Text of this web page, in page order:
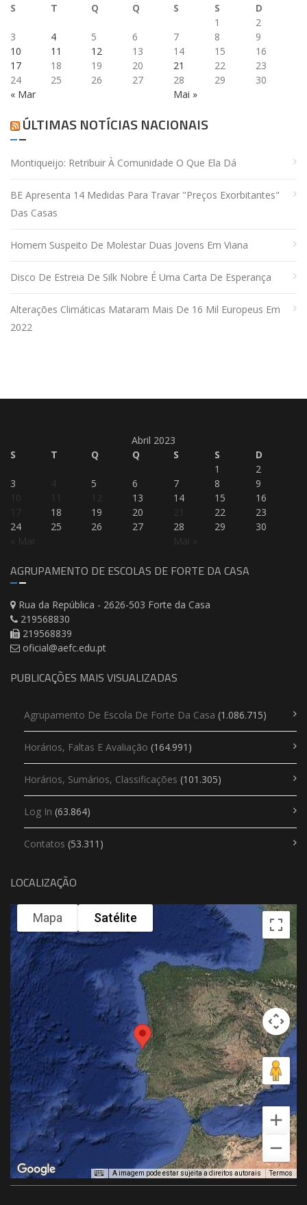
S
T Q Q S S D
« Mar Mai »
1
2
3
4 5 6 7 8
9
10
11 12 13 14 15
16
17
18 19 20 21 22
23
24
25 26 27 28 29 30
ÚLTIMAS NOTÍCIAS NACIONAIS
Montiqueijo: Retribuir À Comunidade O Que Ela Dá
BE Apresenta 14 Medidas Para Travar "preços Exorbitantes"
Das Casas
Homem Suspeito De Molestar Duas Jovens Em Viana
Disco De Estreia De Silk Nobre É Uma Carta De Esperança
Alterações Climáticas Mataram Mais De 16 Mil Europeus Em
2022
Abril 2023
S
T Q Q S S D
« Mar Mai »
1
2
3
4 5 6 7 8
9
10
11 12 13 14 15
16
17
18 19 20 21 22
23
24
25 26 27 28 29 30
AGRUPAMENTO DE ESCOLAS DE FORTE DA CASA
Rua da República - 2626-503 Forte da Casa
219568830
219568839
oficial@aefc.edu.pt
PUBLICAÇÕES MAIS VISUALIZADAS
Agrupamento De Escola De Forte Da Casa (1.086.715)
Horários, Faltas E Avaliação (164.991)
Horários, Sumários, Classificações (101.305)
Log In (63.864)
Contatos (53.311)
LOCALIZAÇÃO
Mapa Satélite
A imagem pode estar sujeita a direitos autorais Termos